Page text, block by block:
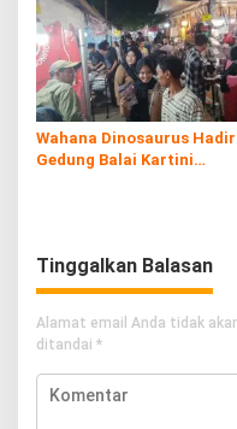
Wahana Dinosaurus
Gedung Balai Kartini
Tinggalkan Balasan
Alamat email Anda tidak
ditandai *